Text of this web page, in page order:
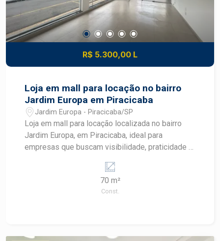
R$ 5.300,00 L
Loja em mall para locação no bairro
Jardim Europa em Piracicaba
Jardim Europa - Piracicaba/SP
Loja em mall para locação localizada no bairro
Jardim Europa, em Piracicaba, ideal para
empresas que buscam visibilidade, praticidade e
ambientes bem distribuídos, acabamento
moderno e estrutura preparada para receber
diferentes segmentos comerciais. Localizado no
70 m²
Const.